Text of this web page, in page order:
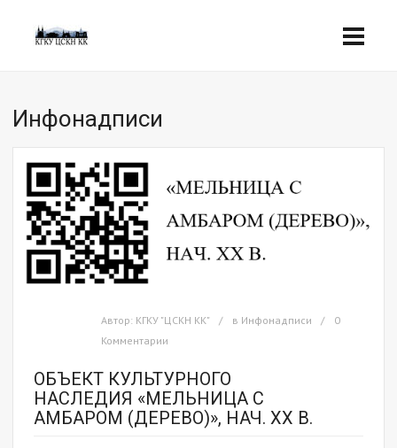
Инфонадписи
Автор: КГКУ "ЦСКН КК" в Инфонадписи
0
Комментарии
ОБЪЕКТ КУЛЬТУРНОГО
НАСЛЕДИЯ «МЕЛЬНИЦА С
АМБАРОМ (ДЕРЕВО)», НАЧ. ХХ В.